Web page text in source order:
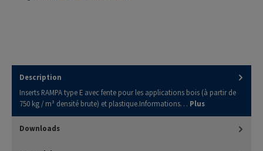
Description
Inserts RAMPA type E avec fente pour les applications bois (à partir de
750 kg / m³ densité brute) et plastique.Informations… Plus
Downloads